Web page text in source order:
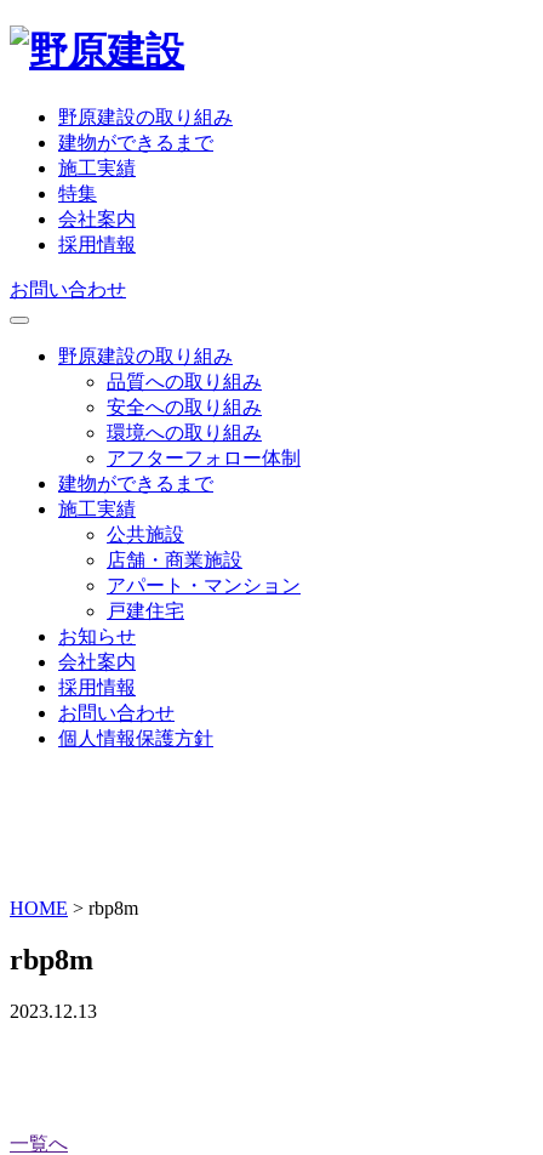
野原建設の取り組み
建物ができるまで
施工実績
特集
会社案内
採用情報
お問い合わせ
野原建設の取り組み
品質への取り組み
安全への取り組み
環境への取り組み
アフターフォロー体制
建物ができるまで
施工実績
公共施設
店舗・商業施設
アパート・マンション
戸建住宅
お知らせ
会社案内
採用情報
お問い合わせ
個人情報保護方針
HOME > rbp8m
rbp8m
2023.12.13
一覧へ